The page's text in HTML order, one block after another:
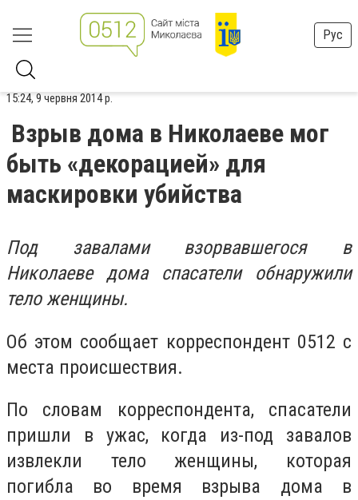
Рус
15:24, 9 червня 2014 р.
Взрыв дома в Николаеве мог
быть «декорацией» для
маскировки убийства
Под завалами взорвавшегося в
Николаеве дома спасатели обнаружили
тело женщины.
Об этом сообщает корреспондент 0512 с
места происшествия.
По словам корреспондента, спасатели
пришли в ужас, когда из-под завалов
извлекли тело женщины, которая
погибла во время взрыва дома в